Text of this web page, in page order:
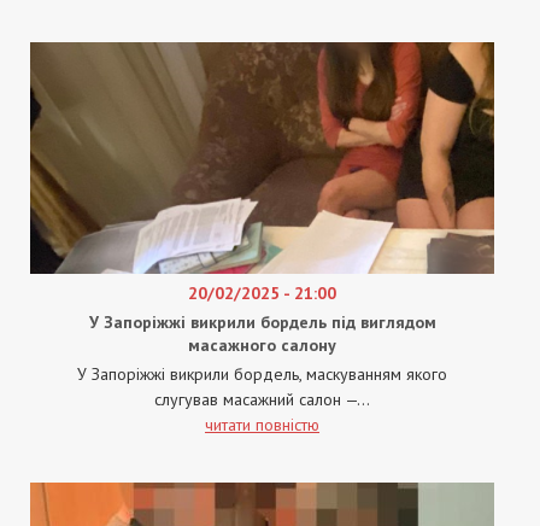
20/02/2025 - 21:00
У Запоріжжі викрили бордель під виглядом
масажного салону
У Запоріжжі викрили бордель, маскуванням якого
слугував масажний салон —...
читати повністю